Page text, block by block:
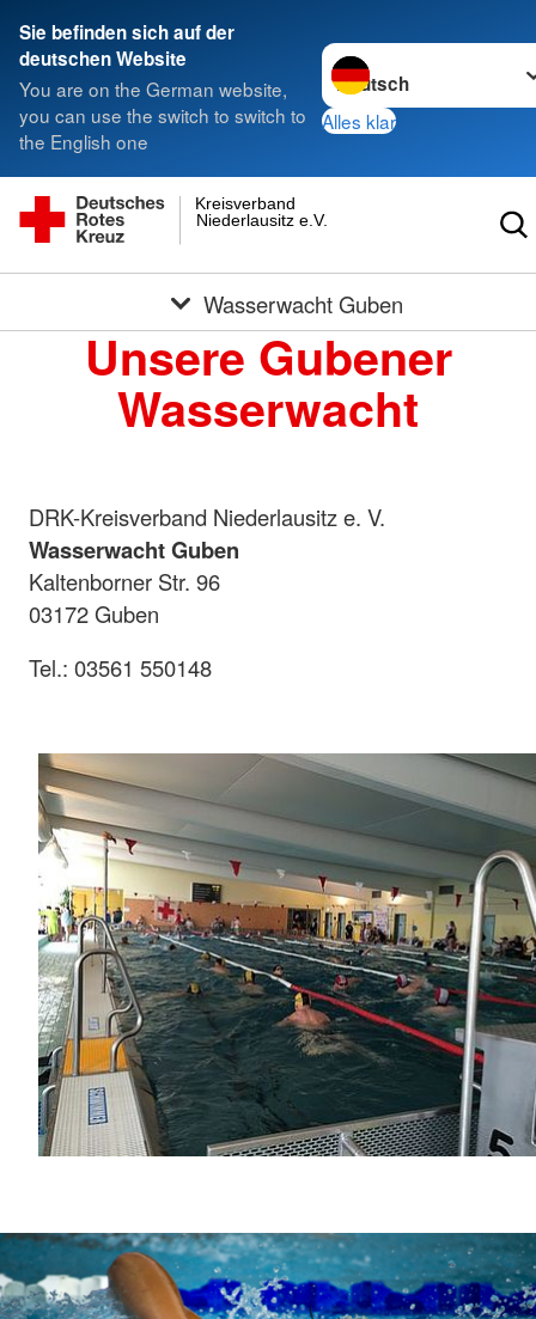
Sie befinden sich auf der
deutschen Website
You are on the German website,
you can use the switch to switch to
the English one
Sprache wechseln zu
Alles klar
Niederlausitz e.V.
Kreisverband
Wasserwacht Guben
Unsere Gubener
Wasserwacht
DRK-Kreisverband Niederlausitz e. V.
Wasserwacht Guben
Kaltenborner Str. 96
03172 Guben
Tel.: 03561 550148